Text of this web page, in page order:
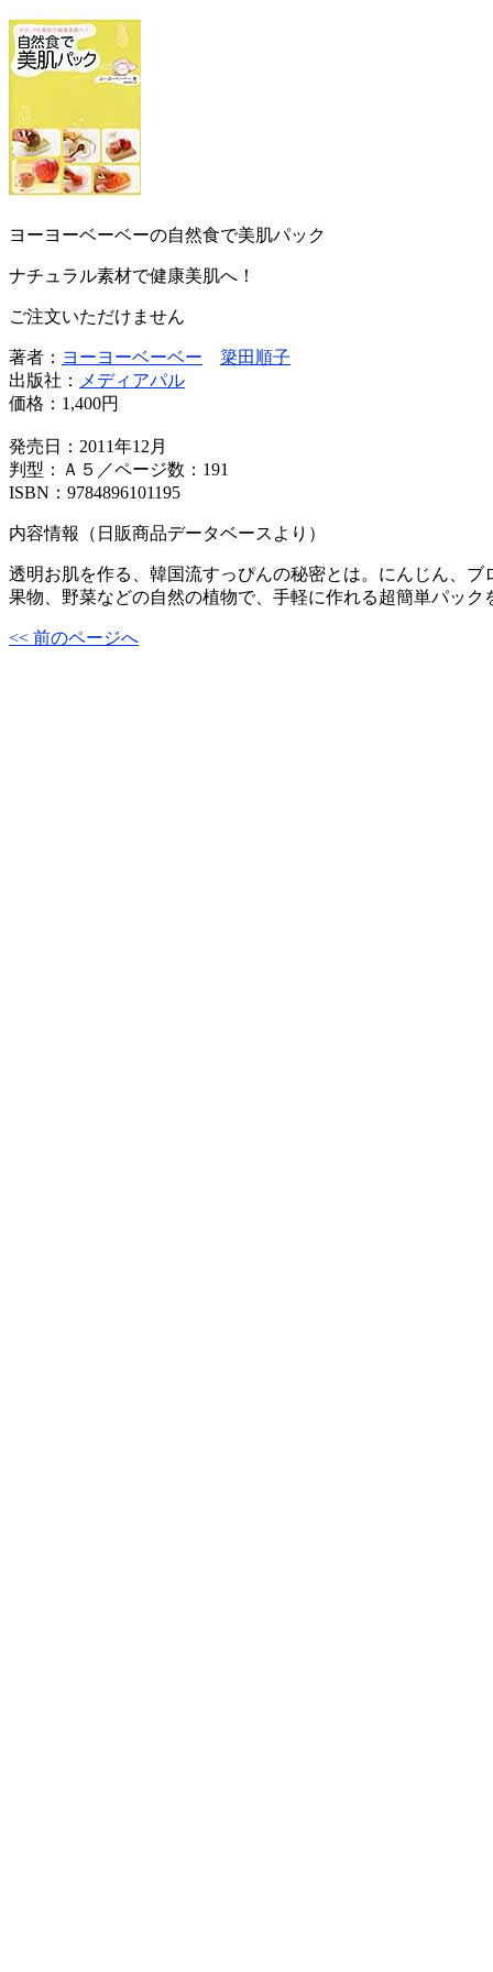
ヨーヨーベーベーの自然食で美肌パック
ナチュラル素材で健康美肌へ！
ご注文いただけません
著者： ヨーヨーベーベー
簗田順子
出版社：
メディアパル
価格： 1,400円
発売日：2011年12月
判型：Ａ５／ページ数：191
ISBN：9784896101195
内容情報（日販商品データベースより）
透明お肌を作る、韓国流すっぴんの秘密とは。にんじん、
果物、野菜などの自然の植物で、手軽に作れる超簡単パック
<< 前のページへ